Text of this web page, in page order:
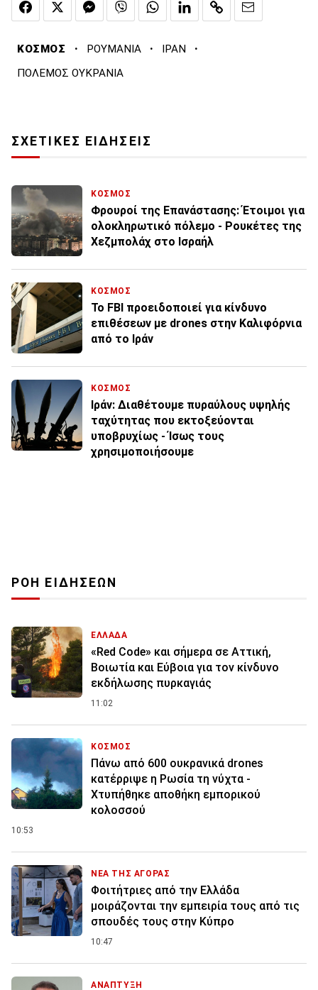
ΚΟΣΜΟΣ · ΡΟΥΜΑΝΙΑ · ΙΡΑΝ ·
ΠΟΛΕΜΟΣ ΟΥΚΡΑΝΙΑ
ΣΧΕΤΙΚΕΣ ΕΙΔΗΣΕΙΣ
ΚΟΣΜΟΣ
Φρουροί της Επανάστασης: Έτοιμοι για
ολοκληρωτικό πόλεμο - Ρουκέτες της
Χεζμπολάχ στο Ισραήλ
ΚΟΣΜΟΣ
Το FBI προειδοποιεί για κίνδυνο
επιθέσεων με drones στην Καλιφόρνια
από το Ιράν
ΚΟΣΜΟΣ
Ιράν: Διαθέτουμε πυραύλους υψηλής
ταχύτητας που εκτοξεύονται
υποβρυχίως - Ίσως τους
χρησιμοποιήσουμε
ΡΟΗ ΕΙΔΗΣΕΩΝ
ΕΛΛΑΔΑ
«Red Code» και σήμερα σε Αττική,
Βοιωτία και Εύβοια για τον κίνδυνο
εκδήλωσης πυρκαγιάς
11:02
ΚΟΣΜΟΣ
Πάνω από 600 ουκρανικά drones
κατέρριψε η Ρωσία τη νύχτα -
Χτυπήθηκε αποθήκη εμπορικού
κολοσσού
10:53
ΝΕΑ ΤΗΣ ΑΓΟΡΑΣ
Φοιτήτριες από την Ελλάδα
μοιράζονται την εμπειρία τους από τις
σπουδές τους στην Κύπρο
10:47
ΑΝΑΠΤΥΞΗ